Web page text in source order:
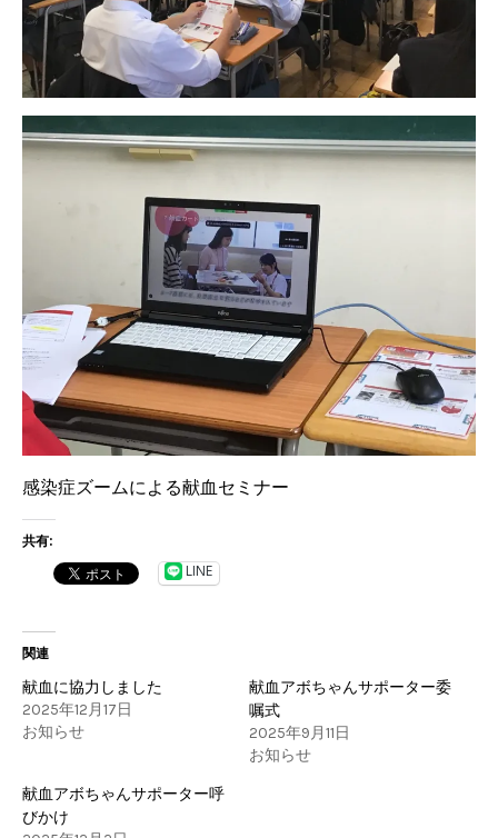
感染症ズームによる献血セミナー
共有:
LINE
関連
献血に協力しました
2025年12月17日
お知らせ
献血アボちゃんサポーター委
嘱式
2025年9月11日
お知らせ
献血アボちゃんサポーター呼
びかけ